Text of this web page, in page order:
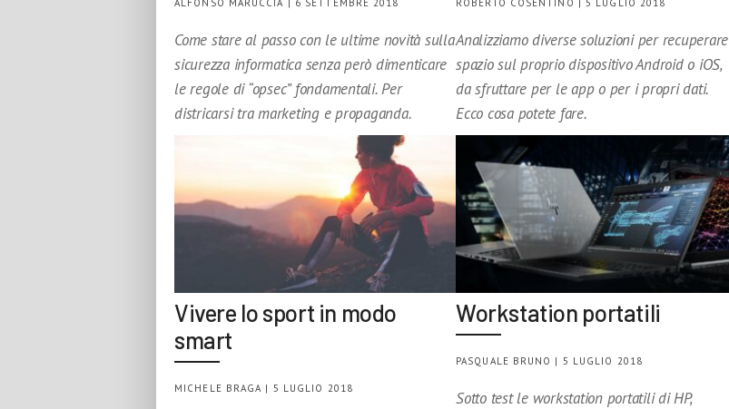
ALFONSO MARUCCIA | 6 SETTEMBRE 2018
Come stare al passo con le ultime novità sulla
sicurezza informatica senza però dimenticare
le regole di “opsec” fondamentali. Per
districarsi tra marketing e propaganda.
ROBERTO COSENTINO | 5 LUGLIO 2018
Analizziamo diverse soluzioni per recuperare
spazio sul proprio dispositivo Android o iOS,
da sfruttare per le app o per i propri dati.
Ecco cosa potete fare.
Vivere lo sport in modo
smart
MICHELE BRAGA | 5 LUGLIO 2018
Workstation portatili
PASQUALE BRUNO | 5 LUGLIO 2018
Sotto test le workstation portatili di HP,